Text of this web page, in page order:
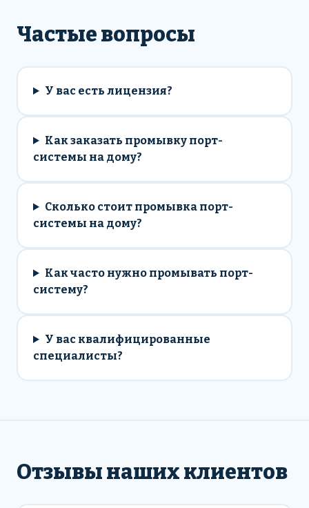
Частые вопросы
У вас есть лицензия?
Как заказать промывку порт-
системы на дому?
Сколько стоит промывка порт-
системы на дому?
Как часто нужно промывать порт-
систему?
У вас квалифицированные
специалисты?
Отзывы наших клиентов